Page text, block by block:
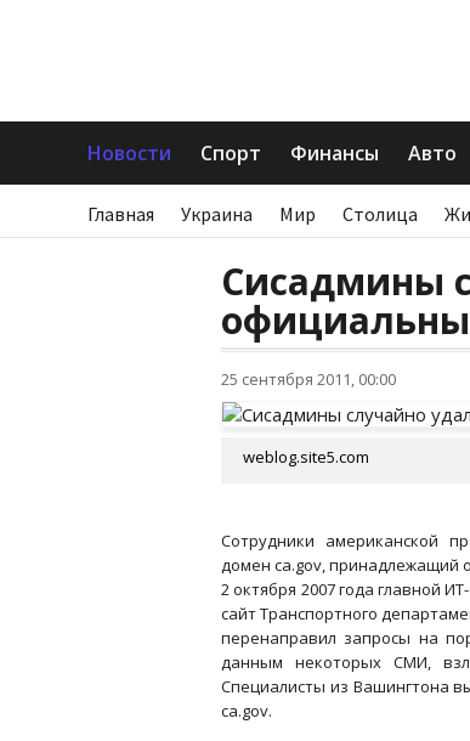
Новости Спорт Финансы Авто
Главная Украина Мир Столица
Сисадмины
25 сентября 2011, 00:00
weblog.site5.com
Сотрудники американской
домен ca.gov, принадлежащий
2 октября 2007 года главной
сайт Транспортного
перенаправил запросы на
данным некоторых СМИ,
Специалисты из Вашингтона
ca.gov.